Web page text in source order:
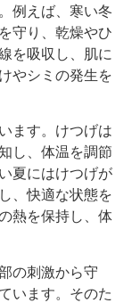
例えば、寒い冬
守り、乾燥やひ
を吸収し、肌に
やシミの発生を
ます。けつげは
し、体温を調節
夏にはけつげが
、快適な状態を
熱を保持し、体
の刺激から守
います。そのた